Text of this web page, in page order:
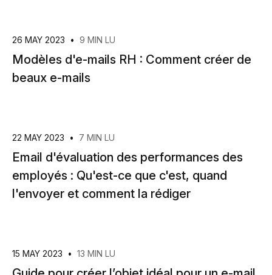
26 MAY 2023 • 9 MIN LU
Modèles d'e-mails RH : Comment créer de
beaux e-mails
22 MAY 2023 • 7 MIN LU
Email d'évaluation des performances des
employés : Qu'est-ce que c'est, quand
l'envoyer et comment la rédiger
15 MAY 2023 • 13 MIN LU